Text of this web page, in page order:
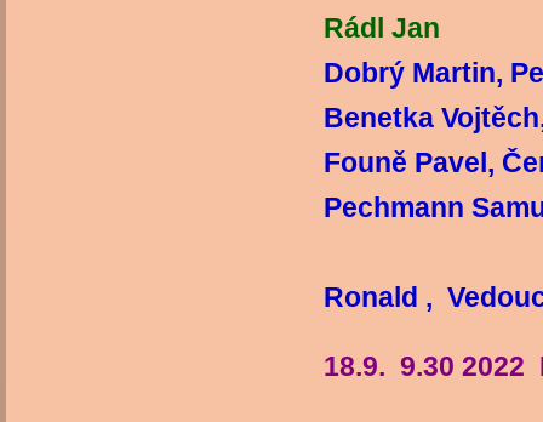
Rádl Jan
Dobrý Martin,
Benetka
Founě Pavel,
Pechmann
Ronald ,
18.9. 9.30